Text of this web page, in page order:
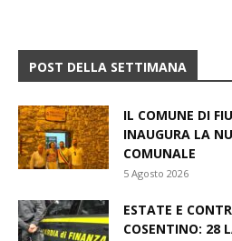
POST DELLA SETTIMANA
IL COMUNE DI
INAUGURA LA
COMUNALE
5 Agosto 2026
ESTATE E
COSENTINO: 28